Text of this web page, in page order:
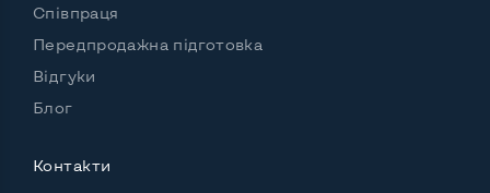
Співпраця
Передпродажна підготовка
Відгуки
Блог
Контакти